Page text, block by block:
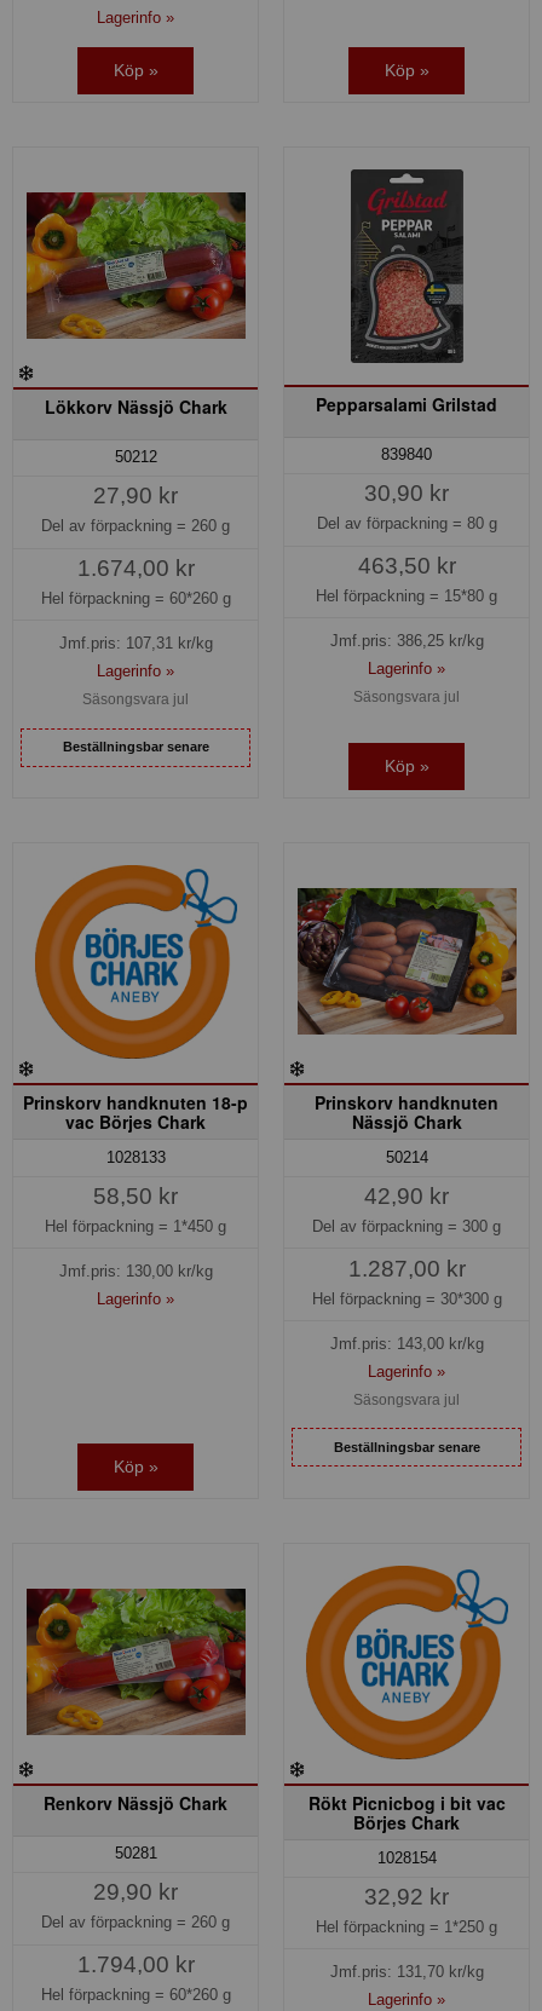
Lagerinfo »
Köp » Köp »
Lökkorv Nässjö Chark
50212
27,90 kr
Del av förpackning = 260 g
1.674,00 kr
Hel förpackning = 60*260 g
Jmf.pris: 107,31
kr/kg
Lagerinfo »
Säsongsvara jul
Beställningsbar senare
Pepparsalami Grilstad
839840
30,90 kr
Del av förpackning = 80 g
463,50 kr
Hel förpackning = 15*80 g
Jmf.pris: 386,25kr/kg
Lagerinfo »
Säsongsvara jul
Köp »
Prinskorv handknuten 18-p
vac Börjes Chark
1028133
58,50 kr
Hel förpackning = 1*450 g
Jmf.pris: 130,00kr/kg
Lagerinfo »
Köp »
Prinskorv handknuten
Nässjö Chark
50214
42,90 kr
Del av förpackning = 300 g
1.287,00 kr
Hel förpackning = 30*300 g
Jmf.pris: 143,00kr/kg
Lagerinfo »
Säsongsvara jul
Beställningsbar senare
Renkorv Nässjö Chark
50281
29,90 kr
Del av förpackning = 260 g
1.794,00 kr
Hel förpackning = 60*260 g
Rökt Picnicbog i bit vac
Börjes Chark
1028154
32,92 kr
Hel förpackning = 1*250 g
Jmf.pris: 131,70kr/kg
Lagerinfo »